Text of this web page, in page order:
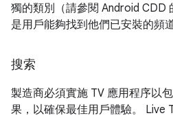
獨的類別（請參閱 Android
是用戶能夠找到他們已安裝的頻道
搜索
製造商必須實施 TV 應用程序以
果，以確保最佳用戶體驗。 Live